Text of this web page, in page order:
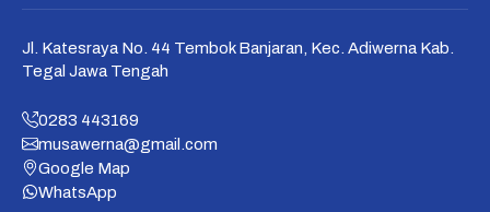
Jl. Katesraya No. 44 Tembok Banjaran, Kec. Adiwerna Kab.
Tegal Jawa Tengah
0283 443169
musawerna@gmail.com
Google Map
WhatsApp